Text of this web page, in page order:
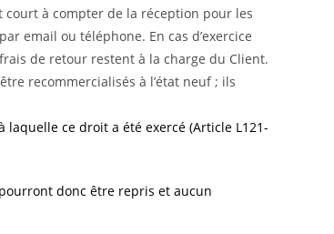
court à compter de la réception pour les
email ou téléphone. En cas d’exercice
de retour restent à la charge du Client.
recommercialisés à l’état neuf ; ils
ce droit a été exercé (Article L121-
donc être repris et aucun